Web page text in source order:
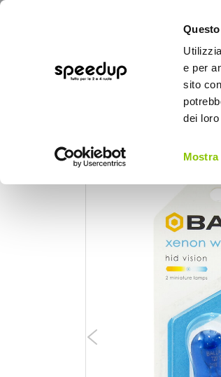
e per
sito
dei
Mostra
BICI
Home